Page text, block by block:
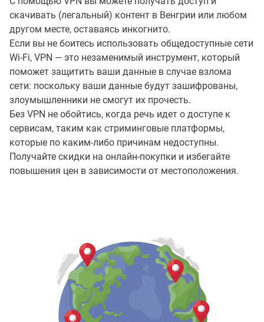
скачивать (легальный) контент в Венгрии или любом
другом месте, оставаясь инкогнито.
Если вы не боитесь использовать общедоступные сети
Wi-Fi, VPN — это незаменимый инструмент, который
поможет защитить ваши данные в случае взлома
сети: поскольку ваши данные будут зашифрованы,
злоумышленники не смогут их прочесть.
Без VPN не обойтись, когда речь идет о доступе к
сервисам, таким как стриминговые платформы,
которые по каким-либо причинам недоступны.
Получайте скидки на онлайн-покупки и избегайте
повышения цен в зависимости от местоположения.